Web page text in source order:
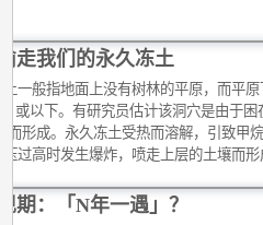
走我们的永久冻土
一般指地面上没有树林的平原，而平
或以下。有研究员估计该洞穴是由于
而形成。永久冻土受热而溶解，引致甲
过高时发生爆炸，喷走上层的土壤而形
期：「N年一遇」？